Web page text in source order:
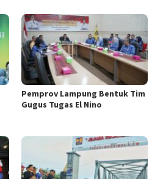
Pemprov Lampung Bentuk Tim
Gugus Tugas El Nino